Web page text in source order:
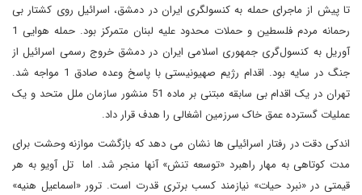
تا پیش از ماجرای حمله به کنسولگری ایران در دمشق، اسرائیل روی کشتار بی
رحمانه مردم فلسطین و حملات محدود علیه لبنان متمرکز بود. حمله هوایی 1
آوریل به کنسول‌گری جمهوری اسلامی ایران در دمشق خروج رسمی اسرائیل از
جنگ در سایه بود. اقدام رژیم صهیونیستی با پاسخ وعده صادق 1 مواجه شد.
تهران در یک اقدام بی سابقه مبتنی بر ماده 51 منشور سازمان ملل متحد و یک
عملیات گسترده عمق خاک سرزمین اشغالی را هدف قرار داد.
اندکی دقت در رفتار اسرائیلی ها نشان می دهد که بازگشت موازنه وحشت برای
مدت کوتاهی به مهار راهبرد «توسعه تنش» آنها منجر شد. اما تل آویو به هر
قیمتی در «نبرد حیات» نیازمند کسب برتری قدرت است. ترور «اسماعیل هنیه»